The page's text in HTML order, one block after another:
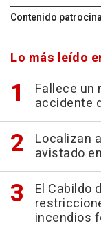
Contenido
Lo más leído
Fallece un
accidente
Localizan
avistado
El Cabildo
incendios